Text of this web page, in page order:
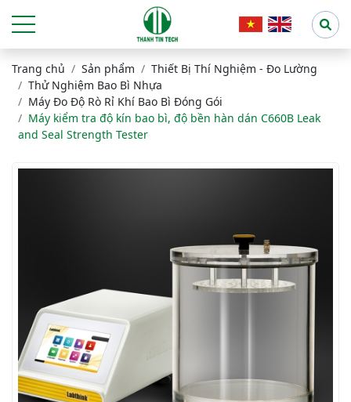
Trang chủ Sản phẩm
Thiết Bị Thí Nghiệm - Đo Lường
Thử Nghiệm Bao Bì Nhựa
Máy Đo Độ Rò Rỉ Khí Bao Bì Đóng Gói
Máy kiểm tra độ kín bao bì, độ bền hàn dán C660B Leak
and Seal Strength Tester